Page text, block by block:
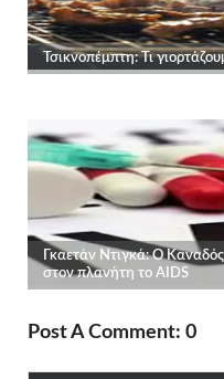
Post A Comment: 0